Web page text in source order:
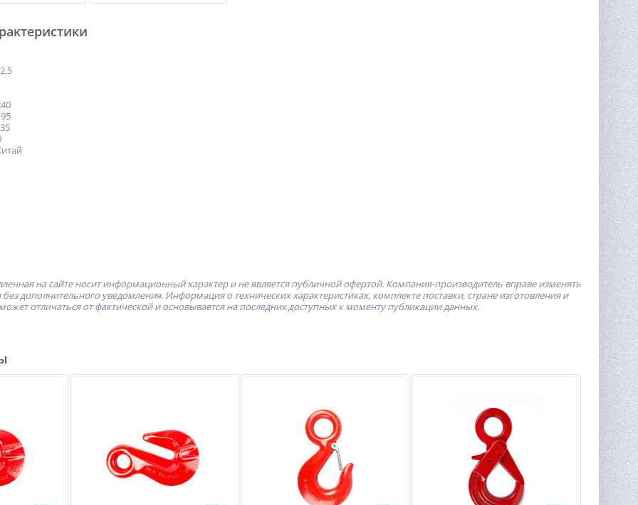
на сайте носит информационный характер и не является публичной офертой. Компания-производитель вправе изменять
дополнительного уведомления. Информация о технических характеристиках, комплекте поставки, стране изготовления и
отличаться от фактической и основывается на последних доступных к моменту публикации данных.